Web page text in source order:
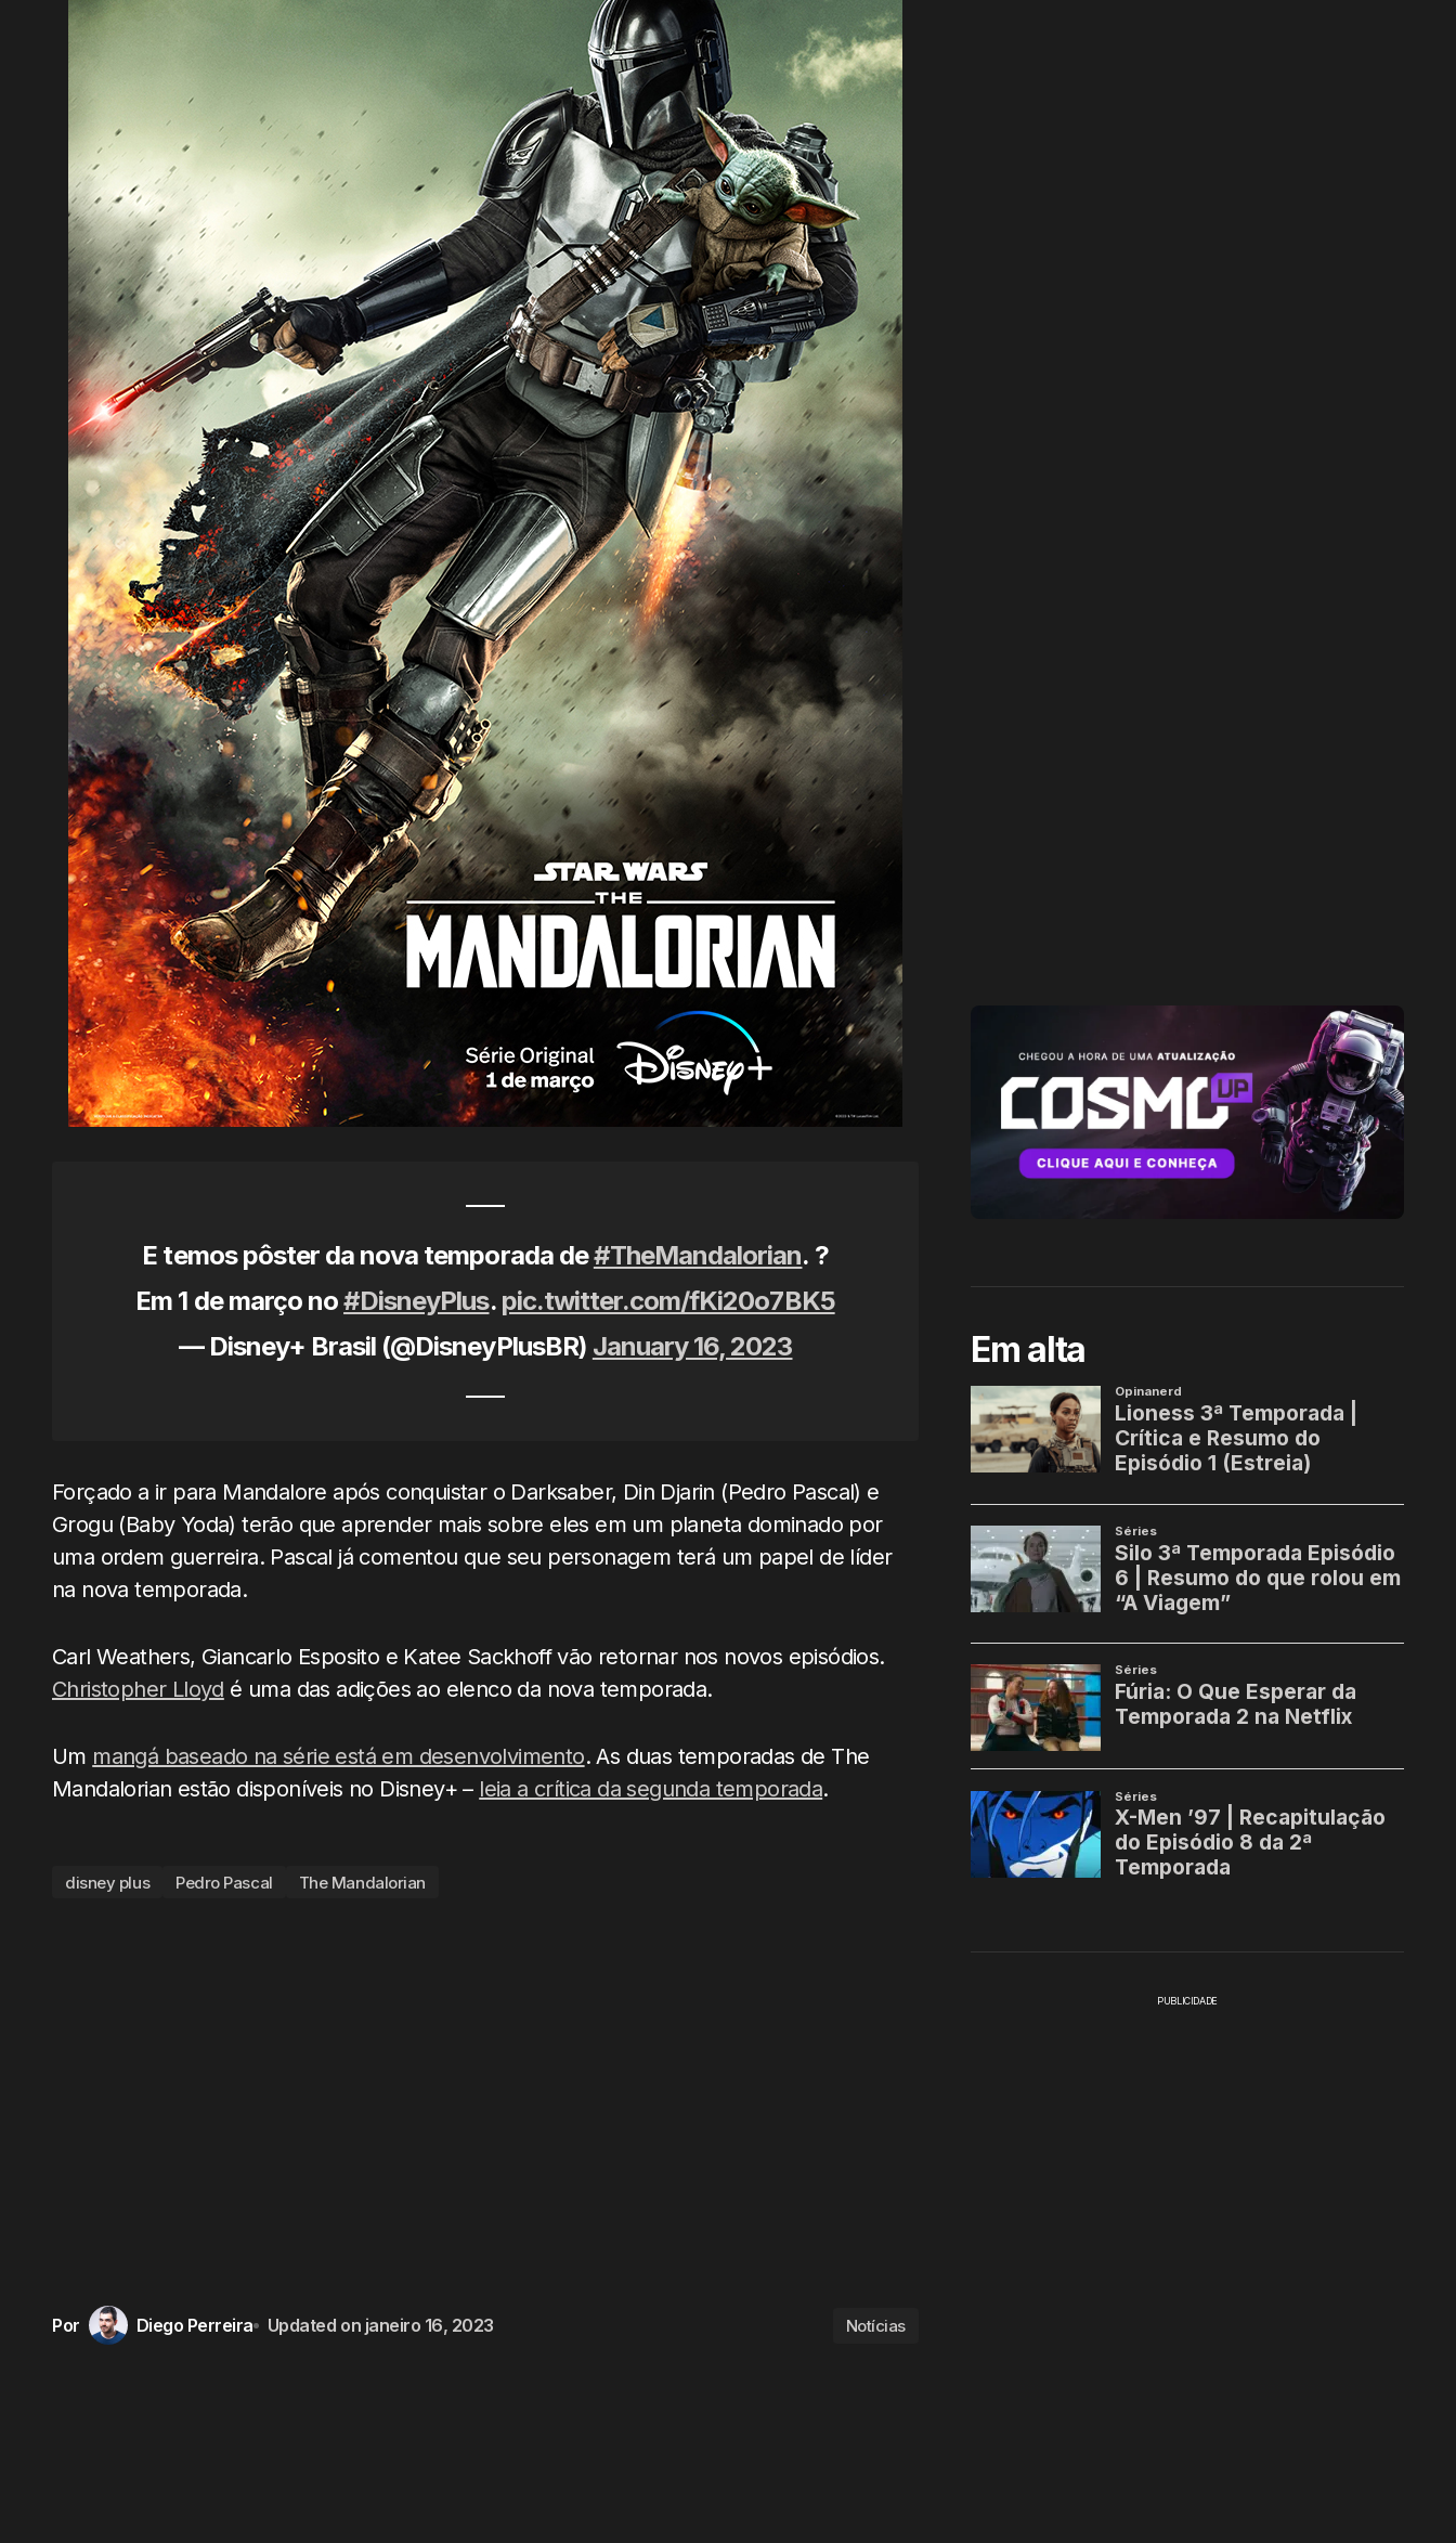
E temos pôster da nova temporada de#TheMandalorian. ?
Em 1 de março no#DisneyPlus. pic.twitter.com/fKi20o7BK5
— Disney+ Brasil (@DisneyPlusBR) January 16, 2023
Forçado a ir para Mandalore após conquistar o Darksaber, Din Djarin (Pedro Pascal) e
Grogu (Baby Yoda) terão que aprender mais sobre eles em um planeta dominado por
uma ordem guerreira. Pascal já comentou que seu personagem terá um papel de líder
na nova temporada.
Carl Weathers, Giancarlo Esposito e Katee Sackhoff vão retornar nos novos episódios.
Christopher Lloyd é uma das adições ao elenco da nova temporada.
Um mangá baseado na série está em desenvolvimento. As duas temporadas de The
Mandalorian estão disponíveis no Disney+ – leia a crítica da segunda temporada.
disney plus Pedro Pascal The Mandalorian
Por Diego Perreira Updated on janeiro 16, 2023 Notícias
Em alta
PUBLICIDADE